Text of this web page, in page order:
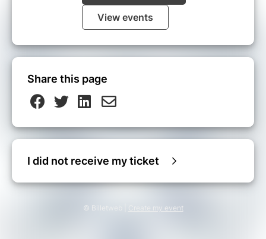
View events
Share this page
I did not receive my ticket
© Billetweb | Create my event